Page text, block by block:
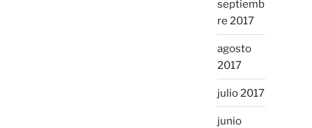
septiemb
re 2017
agosto
2017
julio 2017
junio